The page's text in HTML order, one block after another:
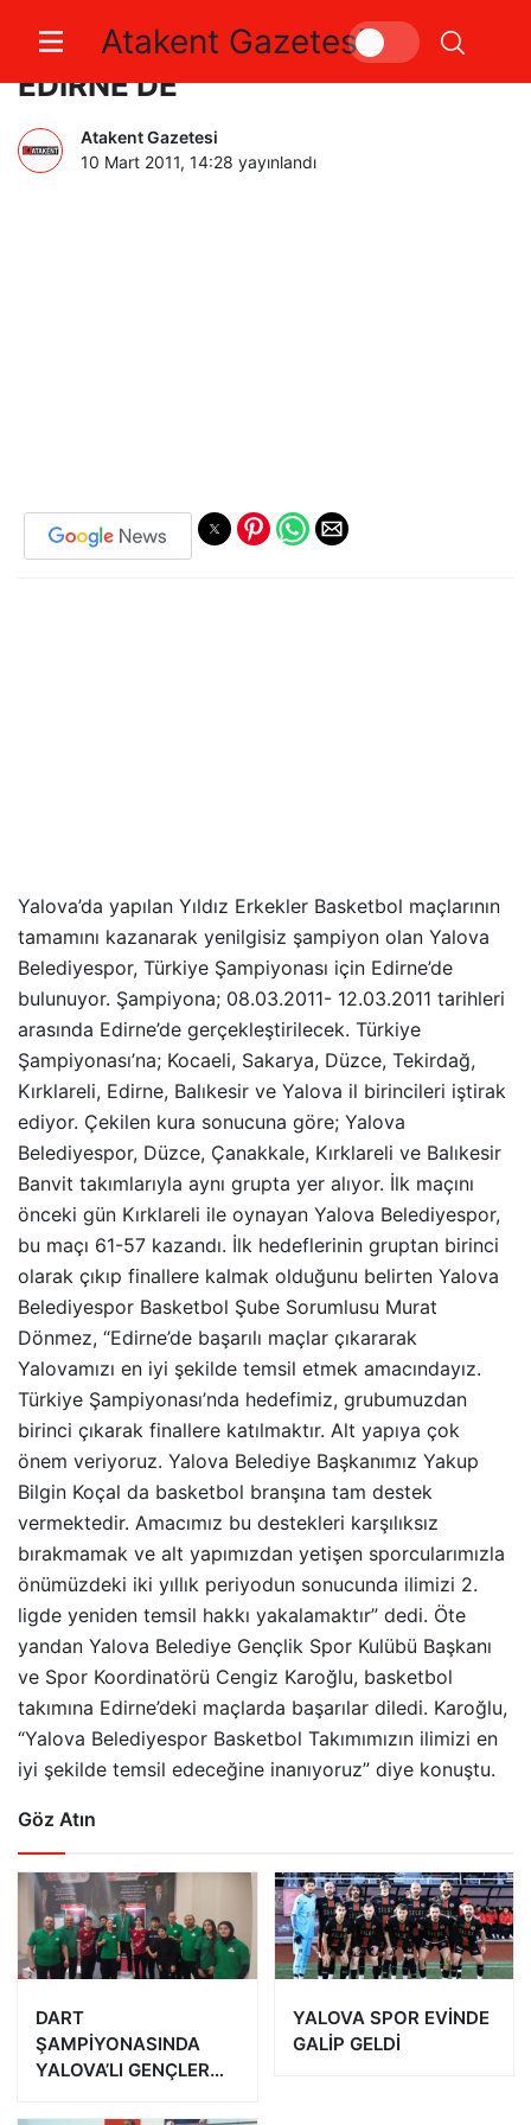
Atakent Gazetesi
BASKETBOLCULARIMIZ
EDİRNE’DE
Atakent Gazetesi
10 Mart 2011, 14:28 yayınlandı
Yalova’da yapılan Yıldız Erkekler Basketbol maçlarının
tamamını kazanarak yenilgisiz şampiyon olan Yalova
Belediyespor, Türkiye Şampiyonası için Edirne’de
bulunuyor. Şampiyona; 08.03.2011- 12.03.2011 tarihleri
arasında Edirne’de gerçekleştirilecek. Türkiye
Şampiyonası’na; Kocaeli, Sakarya, Düzce, Tekirdağ,
Kırklareli, Edirne, Balıkesir ve Yalova il birincileri iştirak
ediyor. Çekilen kura sonucuna göre; Yalova
Belediyespor, Düzce, Çanakkale, Kırklareli ve Balıkesir
Banvit takımlarıyla aynı grupta yer alıyor. İlk maçını
önceki gün Kırklareli ile oynayan Yalova Belediyespor,
bu maçı 61-57 kazandı. İlk hedeflerinin gruptan birinci
olarak çıkıp finallere kalmak olduğunu belirten Yalova
Belediyespor Basketbol Şube Sorumlusu Murat
Dönmez, “Edirne’de başarılı maçlar çıkararak
Yalovamızı en iyi şekilde temsil etmek amacındayız.
Türkiye Şampiyonası’nda hedefimiz, grubumuzdan
birinci çıkarak finallere katılmaktır. Alt yapıya çok
önem veriyoruz. Yalova Belediye Başkanımız Yakup
Bilgin Koçal da basketbol branşına tam destek
vermektedir. Amacımız bu destekleri karşılıksız
bırakmamak ve alt yapımızdan yetişen sporcularımızla
önümüzdeki iki yıllık periyodun sonucunda ilimizi 2.
ligde yeniden temsil hakkı yakalamaktır” dedi. Öte
yandan Yalova Belediye Gençlik Spor Kulübü Başkanı
ve Spor Koordinatörü Cengiz Karoğlu, basketbol
takımına Edirne’deki maçlarda başarılar diledi. Karoğlu,
“Yalova Belediyespor Basketbol Takımımızın ilimizi en
iyi şekilde temsil edeceğine inanıyoruz” diye konuştu.
Göz Atın
DART
ŞAMPİYONASINDA
YALOVA’LI GENÇLER
YALOVA SPOR EVİNDE
GALİP GELDİ